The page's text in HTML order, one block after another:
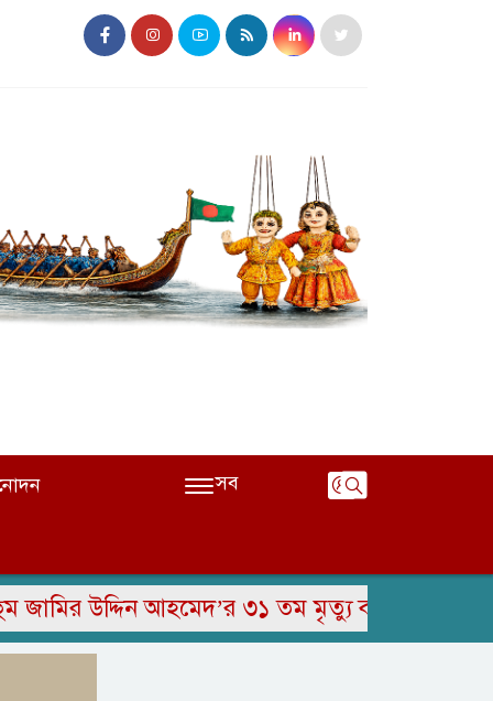
সব
উদ্দিন আহমেদ’র ৩১ তম মৃত্যু বার্ষিকী পালিত